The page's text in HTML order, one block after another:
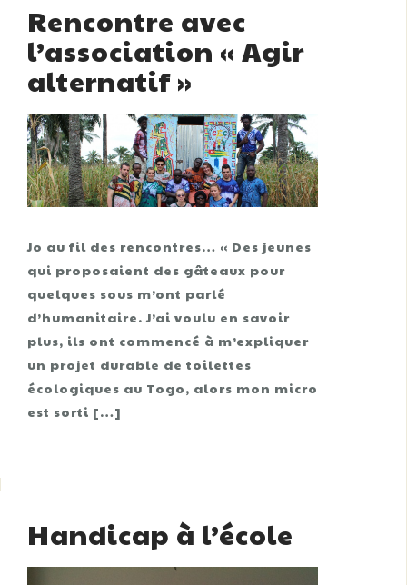
Rencontre avec
l’association « Agir
alternatif »
Jo au fil des rencontres… « Des jeunes
qui proposaient des gâteaux pour
quelques sous m’ont parlé
d’humanitaire. J’ai voulu en savoir
plus, ils ont commencé à m’expliquer
un projet durable de toilettes
écologiques au Togo, alors mon micro
est sorti […]
Handicap à l’école